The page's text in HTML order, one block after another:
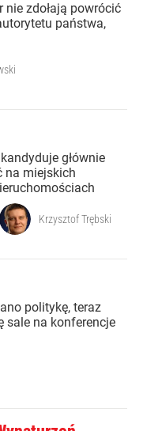
nie zdołają powrócić
państwa,
głównie
na miejskich
Krzysztof Trębski
politykę, teraz
sale na konferencje